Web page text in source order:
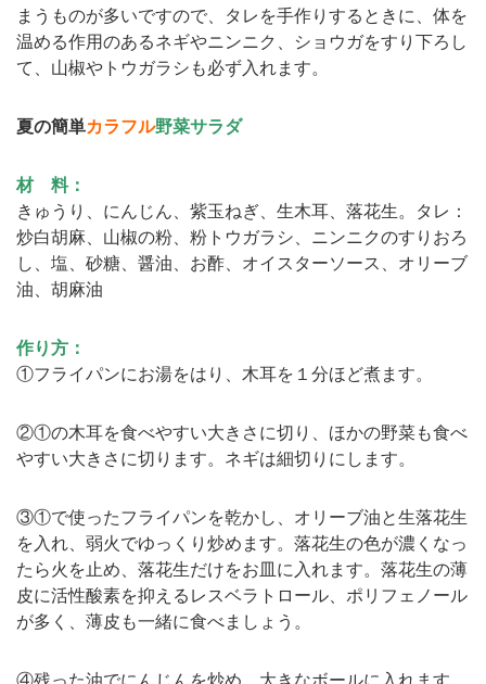
まうものが多いですので、タレを手作りするときに、体を
温める作用のあるネギやニンニク、ショウガをすり下ろし
て、山椒やトウガラシも必ず入れます。
夏の簡単カラフル野菜サラダ
材 料：
きゅうり、にんじん、紫玉ねぎ、生木耳、落花生。タレ：
炒白胡麻、山椒の粉、粉トウガラシ、ニンニクのすりおろ
し、塩、砂糖、醤油、お酢、オイスターソース、オリーブ
油、胡麻油
作り方：
①フライパンにお湯をはり、木耳を１分ほど煮ます。
②①の木耳を食べやすい大きさに切り、ほかの野菜も食べ
やすい大きさに切ります。ネギは細切りにします。
③①で使ったフライパンを乾かし、オリーブ油と生落花生
を入れ、弱火でゆっくり炒めます。落花生の色が濃くなっ
たら火を止め、落花生だけをお皿に入れます。落花生の薄
皮に活性酸素を抑えるレスベラトロール、ポリフェノール
が多く、薄皮も一緒に食べましょう。
④残った油でにんじんを炒め、大きなボールに入れます。